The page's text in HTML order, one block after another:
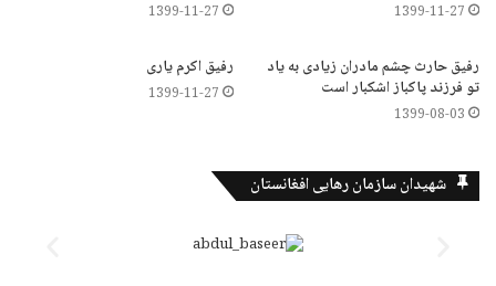
1399-11-27
1399-11-27
رفیق حارث چشم مادران زیادی به یاد
تو فرزند پاکباز اشکبار است
1399-08-03
رفیق اکرم یاری
1399-11-27
شهیدان سازمان رهایی افغانستان